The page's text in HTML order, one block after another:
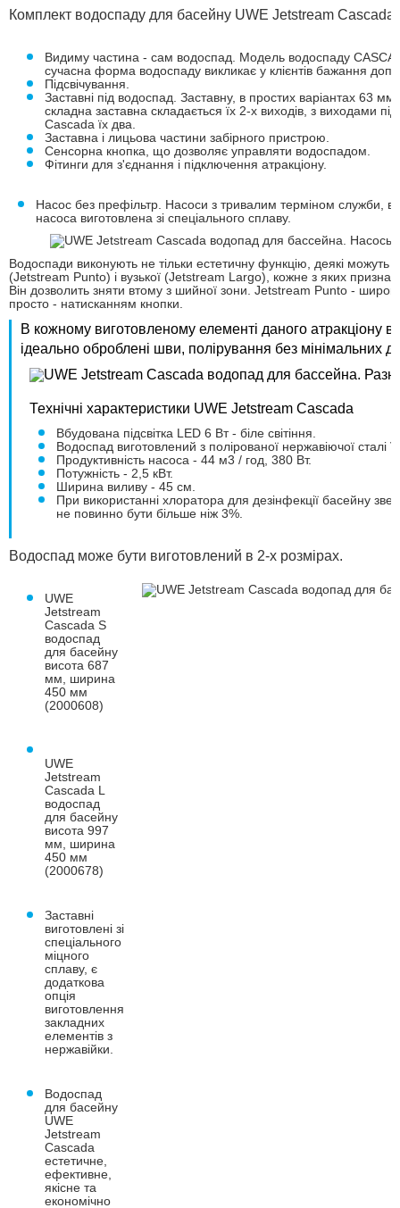
Комплект водоспаду для басейну UWE Jetstream Cascada
Видиму частина - сам водоспад. Модель водоспаду
сучасна форма водоспаду викликає у клієнтів бажання
Підсвічування.
Заставні під водоспад. Заставну, в простих варіантах 63
складна заставна складається їх 2-х виходів, з виходами
Cascada їх два.
Заставна і лицьова частини забірного пристрою.
Сенсорна кнопка, що дозволяє управляти водоспадом.
Фітинги для з'єднання і підключення атракціону.
Насос без префільтр. Насоси з тривалим терміном служби,
насоса виготовлена ​​зі спеціального сплаву.
Водоспади виконують не тільки естетичну функцію, деякі
(Jetstream Punto) і вузької (Jetstream Largo), кожне з яких
Він дозволить зняти втому з шийної зони. Jetstream Punto -
просто - натисканням кнопки.
В кожному виготовленому елементі даного атракціону
ідеально оброблені шви, полірування без мінімальних
Технічні характеристики UWE Jetstream Cascada
Вбудована підсвітка LED 6 Вт - біле світіння.
Водоспад виготовлений з полірованої нержавіючої сталі
Продуктивність насоса - 44 м3 / год, 380 Вт.
Потужність - 2,5 кВт.
Ширина виливу - 45 см.
При використанні хлоратора для дезінфекції басейну
не повинно бути більше ніж 3%.
Водоспад може бути виготовлений в 2-х розмірах.
UWE
Jetstream
Cascada S
водоспад
для басейну
висота 687
мм, ширина
450 мм
(2000608)
UWE
Jetstream
Cascada L
водоспад
для басейну
висота 997
мм, ширина
450 мм
(2000678)
Заставні
виготовлені зі
спеціального
міцного
сплаву, є
додаткова
опція
виготовлення
закладних
елементів з
нержавійки.
Водоспад
для басейну
UWE
Jetstream
Cascada
естетичне,
ефективне,
якісне та
економічно